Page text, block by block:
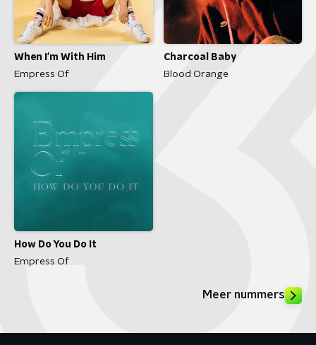
When I'm With Him
Empress Of
Charcoal Baby
Blood Orange
How Do You Do It
Empress Of
Meer nummers